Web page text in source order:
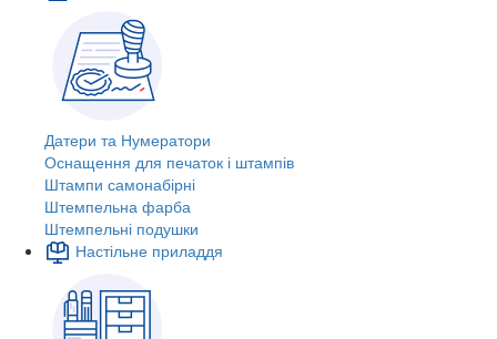
Датери та Нумератори
Оснащення для печаток і штампів
Штампи самонабірні
Штемпельна фарба
Штемпельні подушки
Настільне приладдя